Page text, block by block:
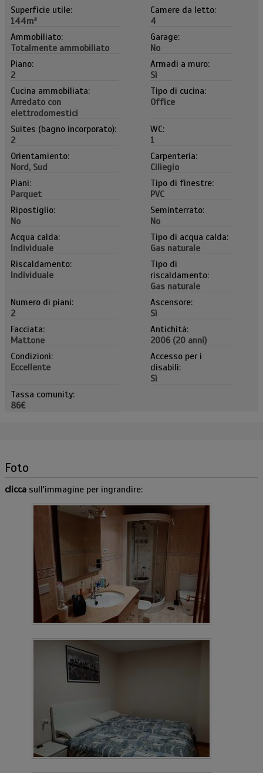
Superficie utile:
144m²
Camere da letto:
4
Ammobiliato:
Totalmente ammobiliato
Garage:
No
Piano:
2
Armadi a muro:
Sì
Cucina ammobiliata:
Arredato con
elettrodomestici
Tipo di cucina:
Office
Suites (bagno incorporato):
2
WC:
1
Orientamiento:
Nord, Sud
Carpenteria:
Ciliegio
Piani:
Parquet
Tipo di finestre:
PVC
Ripostiglio:
No
Seminterrato:
No
Acqua calda:
Individuale
Tipo di acqua calda:
Gas naturale
Riscaldamento:
Individuale
Tipo di
riscaldamento:
Gas naturale
Numero di piani:
2
Ascensore:
Sì
Facciata:
Mattone
Antichità:
2006 (20 anni)
Condizioni:
Eccellente
Accesso per i
disabili:
Sì
Tassa comunity:
86€
Foto
clicca sull'immagine per ingrandire: